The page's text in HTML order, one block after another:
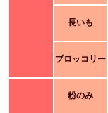
長いも
ブロッコリー
粉のみ